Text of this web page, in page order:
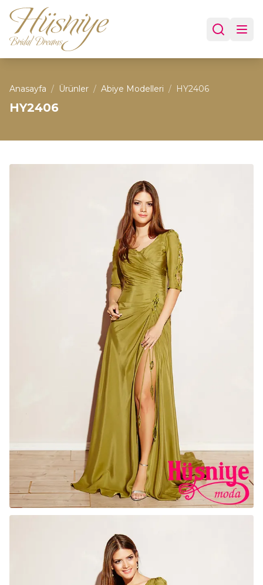
Anasayfa / Ürünler / Abiye Modelleri / HY2406
HY2406